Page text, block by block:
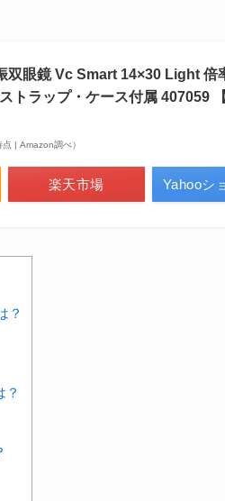
双眼鏡 Vc Smart 14×30 Light 倍
トラップ・ケース付属 407059
| Amazon調べ）
楽天市場 Yahooシ
？
？